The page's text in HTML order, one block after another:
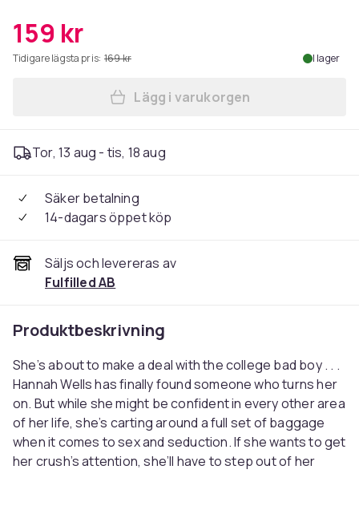
159 kr
Tidigare lägsta pris: 169 kr I lager
Lägg till The Deal
Lägg i varukorgen
Tor, 13 aug - tis, 18 aug
Säker betalning
14-dagars öppet köp
Säljs och levereras av
Fulfilled AB
Produktbeskrivning
She’s about to make a deal with the college bad boy . . .
Hannah Wells has finally found someone who turns her
on. But while she might be confident in every other area
of her life, she’s carting around a full set of baggage
when it comes to sex and seduction. If she wants to get
her crush’s attention, she’ll have to step out of her